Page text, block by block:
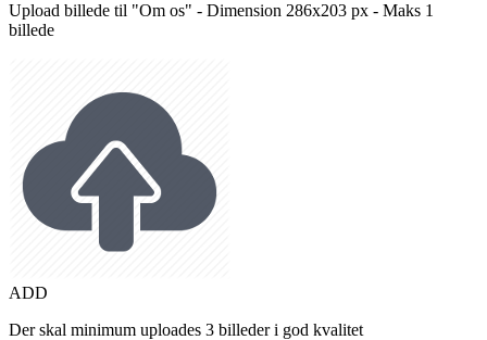
Upload billede til "Om os" - Dimension 286x203 px - Maks 1
billede
ADD
Der skal minimum uploades 3 billeder i god kvalitet